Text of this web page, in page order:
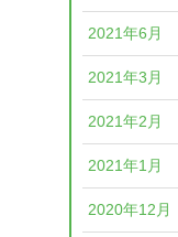
2021年6月
2021年3月
2021年2月
2021年1月
2020年12月